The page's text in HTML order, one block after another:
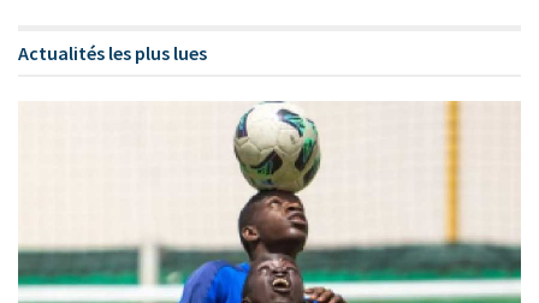
Actualités les plus lues